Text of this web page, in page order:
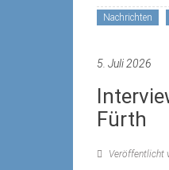
Nachrichten
5. Juli 2026
Fürth
Veröffentlicht